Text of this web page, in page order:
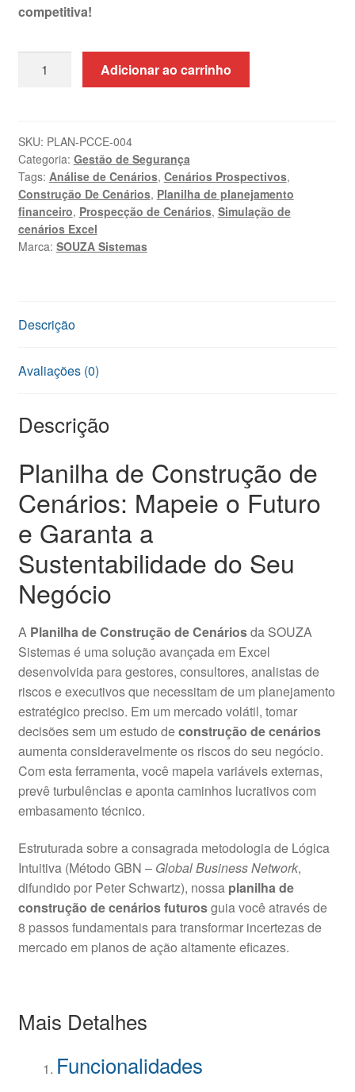
competitiva!
Cenários
Excel
+
Treinamento
quantidade
Adicionar ao carrinho
SKU: PLAN-PCCE-004
Categoria: Gestão de Segurança
Tags: Análise de Cenários, Cenários Prospectivos,
Construção De Cenários, Planilha de planejamento
financeiro, Prospecção de Cenários, Simulação de
cenários Excel
Marca: SOUZA Sistemas
Descrição
Avaliações (0)
Descrição
Planilha de Construção de
Cenários: Mapeie o Futuro
e Garanta a
Sustentabilidade do Seu
Negócio
A Planilha de Construção de Cenáriosda SOUZA
Sistemas é uma solução avançada em Excel
desenvolvida para gestores, consultores, analistas de
riscos e executivos que necessitam de um planejamento
estratégico preciso. Em um mercado volátil, tomar
decisões sem um estudo deconstrução de cenários
aumenta consideravelmente os riscos do seu negócio.
Com esta ferramenta, você mapeia variáveis externas,
prevê turbulências e aponta caminhos lucrativos com
embasamento técnico.
Estruturada sobre a consagrada metodologia de Lógica
Intuitiva (Método GBN – Global Business Network,
difundido por Peter Schwartz), nossa planilha de
construção de cenários futurosguia você através de
8 passos fundamentais para transformar incertezas de
mercado em planos de ação altamente eficazes.
Mais Detalhes
Funcionalidades